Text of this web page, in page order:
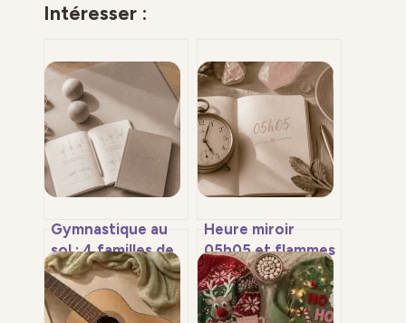
Intéresser :
Gymnastique au
sol : 4 familles de
figures pour
structurer votre
progression
Heure miroir
05h05 et flammes
jumelles : pourquoi
votre
interprétation